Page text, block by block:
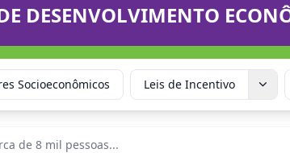
DESENVOLVIMENTO
Socioeconômicos Leis de Incentivo
de 8 mil pessoas...